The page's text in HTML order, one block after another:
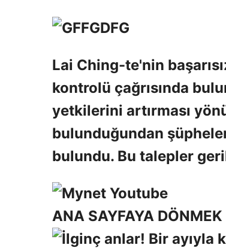
Lai Ching-te'nin
kontrolü çağrısında
yetkilerini artırması
bulunduğundan
bulundu. Bu talepler
ANA SAYFAYA